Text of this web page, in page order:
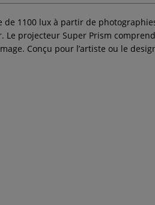
1100 lux à partir de
projecteur Super Prism
Conçu pour l’artiste ou le